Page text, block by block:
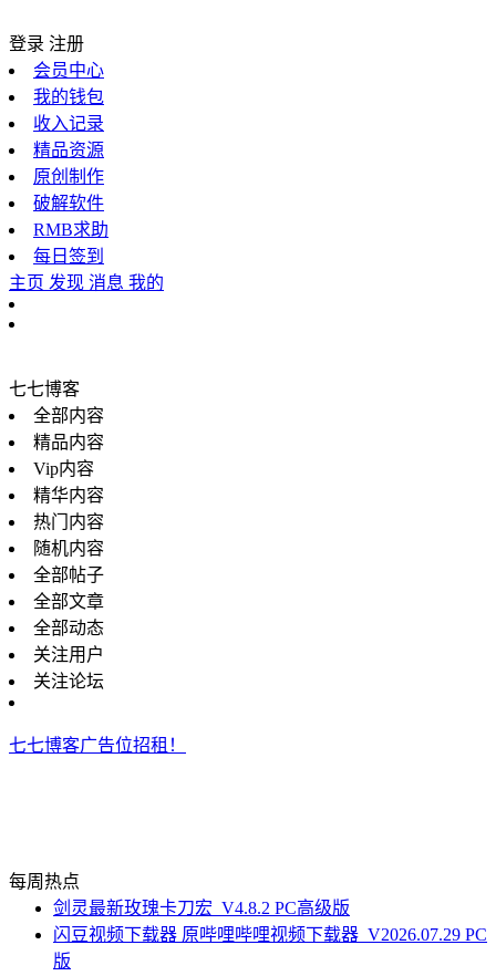
登录 注册
会员中心
我的钱包
收入记录
精品资源
原创制作
破解软件
RMB求助
每日签到
主页 发现 消息 我的
七七博客
全部内容
精品内容
Vip内容
精华内容
热门内容
随机内容
全部帖子
全部文章
全部动态
关注用户
关注论坛
七七博客广告位招租！
每周热点
剑灵最新玫瑰卡刀宏_V4.8.2 PC高级版
闪豆视频下载器 原哔哩哔哩视频下载器_V2026.07.29 PC
版